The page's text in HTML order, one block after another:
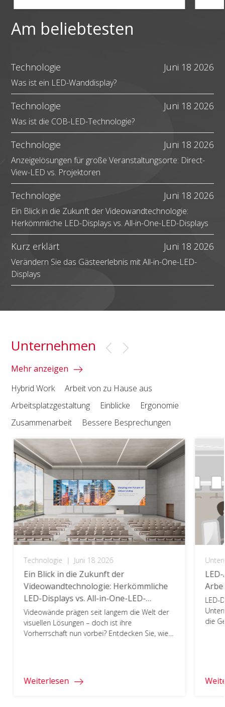
Am beliebtesten
Technologie
Was ist ein LED-Wanddisplay?
Juni 18 2026
Technologie
Was ist die COB-LED-Technologie?
Juni 18 2026
Technologie
Anzeigelösungen für große Veranstaltungsorte: Direct-
View-LED vs. Projektoren
Juni 18 2026
Technologie
Ein Blick in die Zukunft der Videowandtechnologie:
Herkömmliche LED-Displays vs. All-in-One-LED-Displays​
Juni 18 2026
Kurz erklärt
Verändern Sie das Gästeerlebnis mit All-in-One-LED-
Displays
Juni 18 2026
Unternehmen
Mehr anzeigen
Hybrid Work
Arbeit von zu Hause aus
Arbeitsplatzgestaltung
Einblicke
Ergonomie
Zusammenarbeit
Bessere Besprechungen
Technologie | Juni 18 2026
Ein Blick in die Zukunft der
Videowandtechnologie: Herkömmliche
LED-Displays vs. All-in-One-LED-
Displays​
Videowände prägen seit langem die Welt der
visuellen Lösungen – doch ist ihre
Vorherrschaft nun vorbei? Entdecken Sie, wie
Weiterlesen
LED-
die